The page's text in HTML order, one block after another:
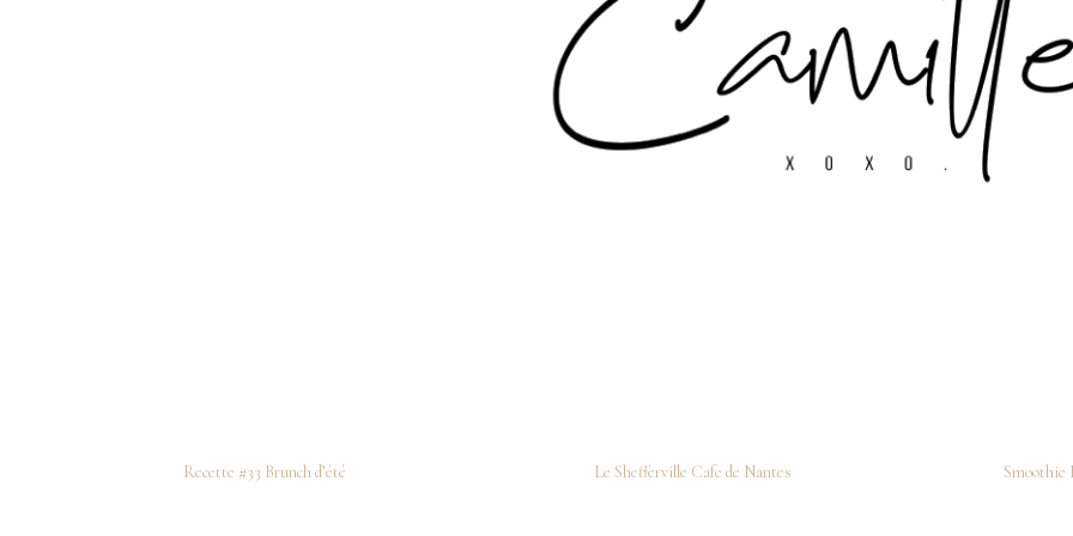
Recette #33 Brunch d’été Le Shefferville Cafe de Nantes Smoothie